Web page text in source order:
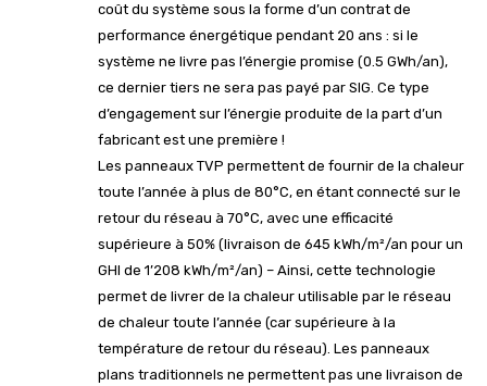
coût du système sous la forme d’un contrat de
performance énergétique pendant 20 ans : si le
système ne livre pas l’énergie promise (0.5 GWh/an),
ce dernier tiers ne sera pas payé par SIG. Ce type
d’engagement sur l’énergie produite de la part d’un
fabricant est une première !
Les panneaux TVP permettent de fournir de la chaleur
toute l’année à plus de 80°C, en étant connecté sur le
retour du réseau à 70°C, avec une efficacité
supérieure à 50% (livraison de 645 kWh/m²/an pour un
GHI de 1’208 kWh/m²/an) – Ainsi, cette technologie
permet de livrer de la chaleur utilisable par le réseau
de chaleur toute l’année (car supérieure à la
température de retour du réseau). Les panneaux
plans traditionnels ne permettent pas une livraison de